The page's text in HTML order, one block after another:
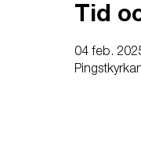
Tid
04 feb.